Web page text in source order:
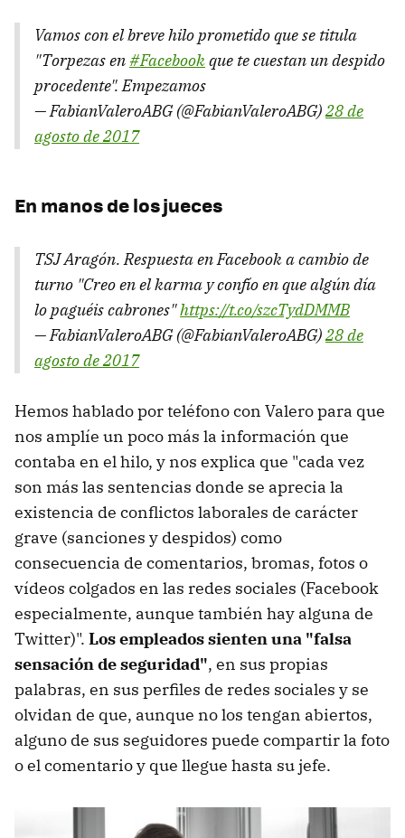
Vamos con el breve hilo prometido que se titula
"Torpezas en#Facebookque te cuestan un despido
procedente". Empezamos
— FabianValeroABG (@FabianValeroABG)28 de
agosto de 2017
En manos de los jueces
TSJ Aragón. Respuesta en Facebook a cambio de
turno "Creo en el karma y confío en que algún día
lo paguéis cabrones"https://t.co/szcTydDMMB
— FabianValeroABG (@FabianValeroABG)28 de
agosto de 2017
Hemos hablado por teléfono con Valero para que
nos amplíe un poco más la información que
contaba en el hilo, y nos explica que "cada vez
son más las sentencias donde se aprecia la
existencia de conflictos laborales de carácter
grave (sanciones y despidos) como
consecuencia de comentarios, bromas, fotos o
vídeos colgados en las redes sociales (Facebook
especialmente, aunque también hay alguna de
Twitter)". Los empleados sienten una "falsa
sensación de seguridad", en sus propias
palabras, en sus perfiles de redes sociales y se
olvidan de que, aunque no los tengan abiertos,
alguno de sus seguidores puede compartir la foto
o el comentario y que llegue hasta su jefe.